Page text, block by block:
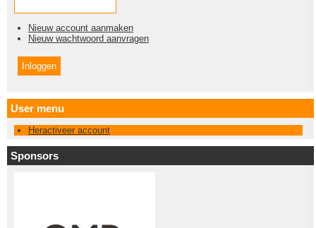
Nieuw account aanmaken
Nieuw wachtwoord aanvragen
User menu
Heractiveer account
Sponsors